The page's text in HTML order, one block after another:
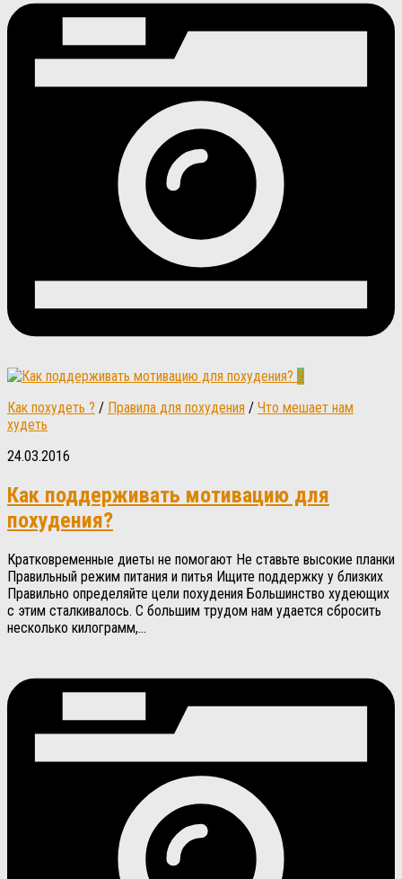
9
Как похудеть ? / Правила для похудения / Что мешает нам
худеть
24.03.2016
Как поддерживать мотивацию для
похудения?
Кратковременные диеты не помогают Не ставьте высокие планки
Правильный режим питания и питья Ищите поддержку у близких
Правильно определяйте цели похудения Большинство худеющих
с этим сталкивалось. С большим трудом нам удается сбросить
несколько килограмм,...